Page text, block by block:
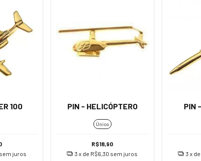
100
sem juros
PIN - HELICÓPTERO
Único
R$18,90
3 x de R$6,30 sem juros
PIN
3 x de